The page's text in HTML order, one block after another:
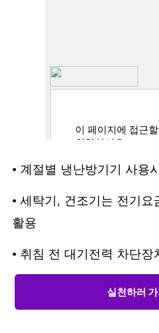
• 계절별 냉난방기기 사용
• 세탁기, 건조기는 전기요
활용
• 취침 전 대기전력 차단장
실천하러